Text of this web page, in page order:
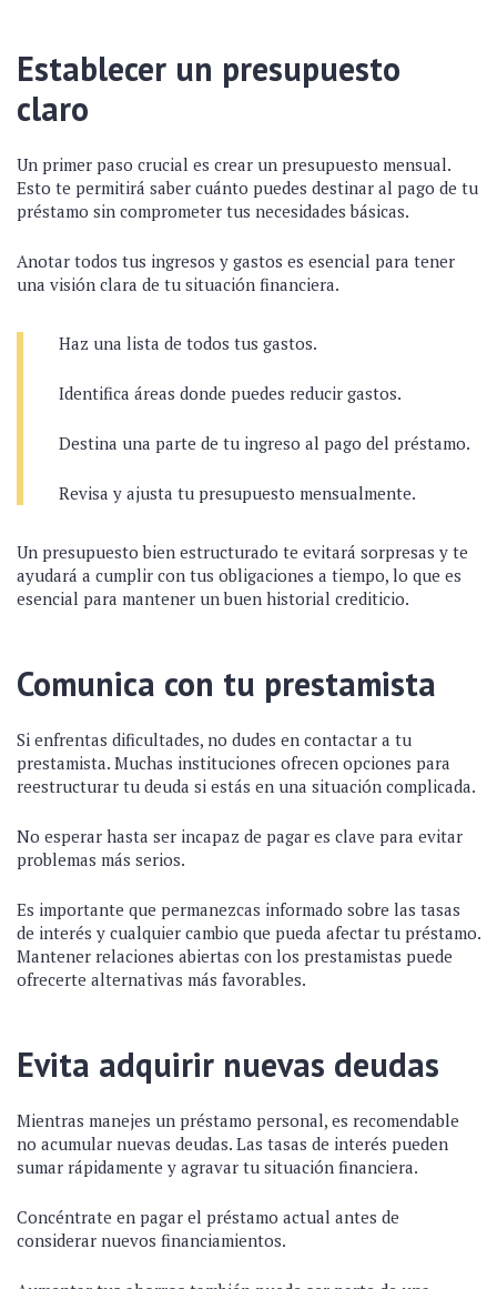
Establecer un presupuesto
claro
Un primer paso crucial es crear un presupuesto mensual.
Esto te permitirá saber cuánto puedes destinar al pago de tu
préstamo sin comprometer tus necesidades básicas.
Anotar todos tus ingresos y gastos es esencial para tener
una visión clara de tu situación financiera.
Haz una lista de todos tus gastos.
Identifica áreas donde puedes reducir gastos.
Destina una parte de tu ingreso al pago del préstamo.
Revisa y ajusta tu presupuesto mensualmente.
Un presupuesto bien estructurado te evitará sorpresas y te
ayudará a cumplir con tus obligaciones a tiempo, lo que es
esencial para mantener un buen historial crediticio.
Comunica con tu prestamista
Si enfrentas dificultades, no dudes en contactar a tu
prestamista. Muchas instituciones ofrecen opciones para
reestructurar tu deuda si estás en una situación complicada.
No esperar hasta ser incapaz de pagar es clave para evitar
problemas más serios.
Es importante que permanezcas informado sobre las tasas
de interés y cualquier cambio que pueda afectar tu préstamo.
Mantener relaciones abiertas con los prestamistas puede
ofrecerte alternativas más favorables.
Evita adquirir nuevas deudas
Mientras manejes un préstamo personal, es recomendable
no acumular nuevas deudas. Las tasas de interés pueden
sumar rápidamente y agravar tu situación financiera.
Concéntrate en pagar el préstamo actual antes de
considerar nuevos financiamientos.